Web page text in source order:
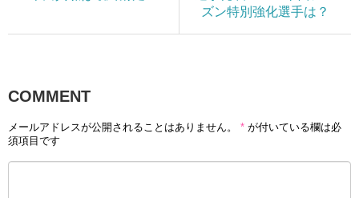
ズン特別強化選手は？
COMMENT
メールアドレスが公開されることはありません。 * が付いている欄は必
須項目です